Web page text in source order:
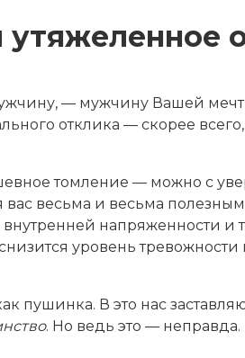
— мужчину Вашей
отклика — скорее
томление — можно с
вас весьма и весьма
внутренней напряженности
уровень
пушинка. В это нас
. Но ведь это — неправда.